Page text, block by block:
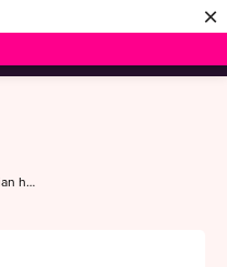
×
Prima Donna Swim Cairo brazilian heupslip 40 sunset nile